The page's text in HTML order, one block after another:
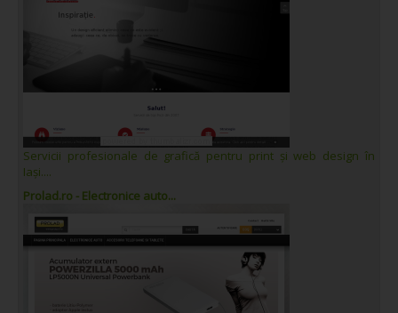
Servicii profesionale de grafică pentru print și web design în
Iași....
Prolad.ro - Electronice auto...